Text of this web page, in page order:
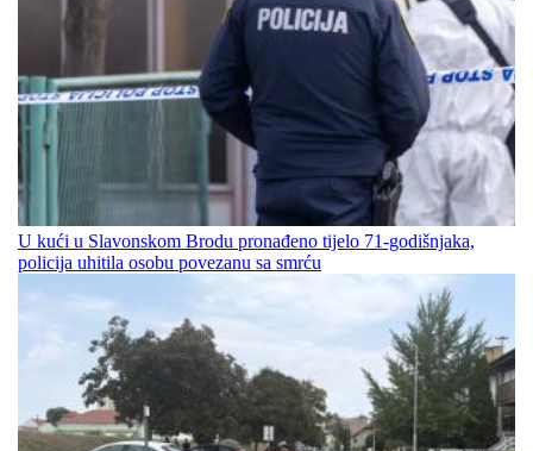
U kući u Slavonskom Brodu pronađeno tijelo 71-godišnjaka,
policija uhitila osobu povezanu sa smrću